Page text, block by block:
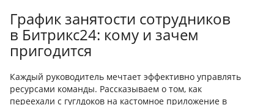
График занятости сотрудников
в Битрикс24: кому и зачем
пригодится
Каждый руководитель мечтает эффективно управлять
ресурсами команды. Рассказываем о том, как
переехали с гуглдоков на кастомное приложение в